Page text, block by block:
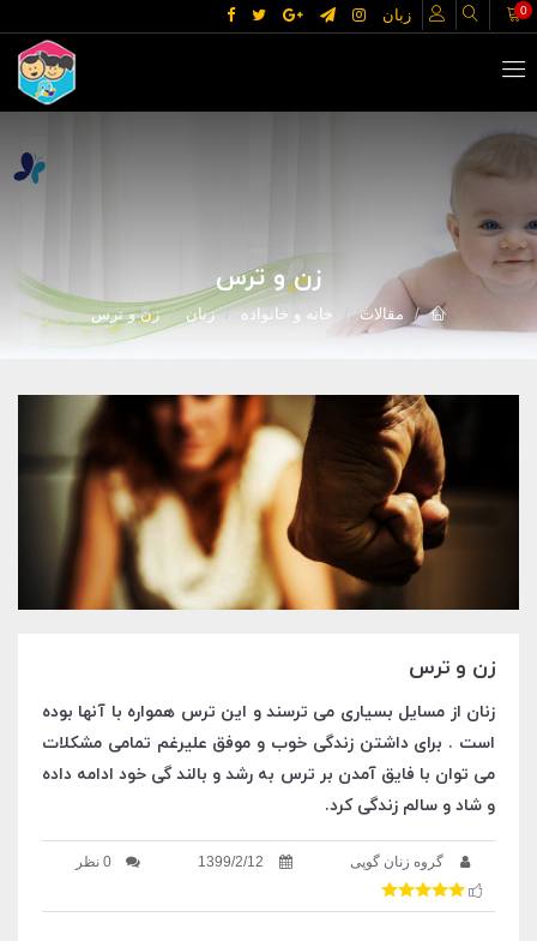
زبان 0
زن و ترس
مقالات خانه و خانواده زنان زن و ترس
زن و ترس
زنان از مسایل بسیاری می ترسند و این ترس همواره با آنها بوده
است . برای داشتن زندگی خوب و موفق علیرغم تمامی مشکلات
می توان با فایق آمدن بر ترس به رشد و بالند گی خود ادامه داده
و شاد و سالم زندگی کرد.
گروه زنان گوپی 1399/2/12 0 نظر